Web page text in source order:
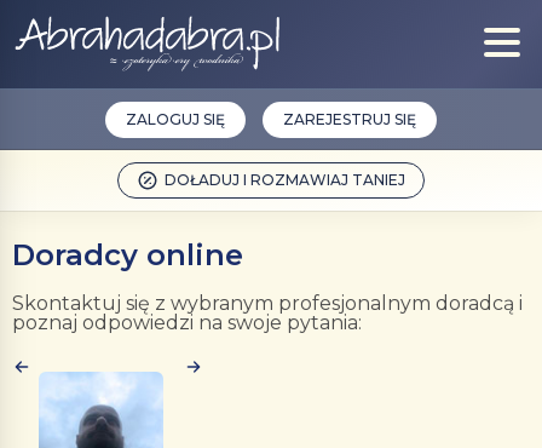
DOŁADUJ I ROZMAWIAJ TANIEJ
ZALOGUJ SIĘ ZAREJESTRUJ SIĘ
Doradcy online
Skontaktuj się z wybranym profesjonalnym doradcą i
poznaj odpowiedzi na swoje pytania: